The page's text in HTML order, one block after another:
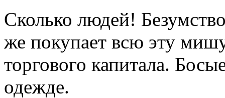
Сколько людей!
же покупает всю эту
торгового капитала.
одежде.